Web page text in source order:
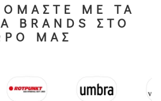
ΜΕ ΤΑ
BRANDS ΣΤΟ
ΜΑΣ